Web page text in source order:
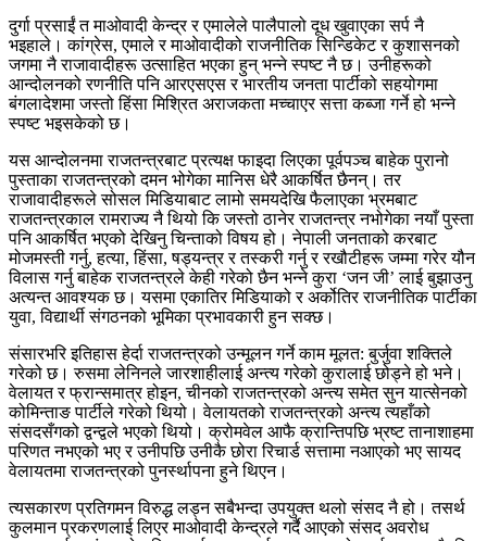
दुर्गा प्रसाईं त माओवादी केन्द्र र एमालेले पालैपालो दूध खुवाएका सर्प नै
भइहाले। कांग्रेस, एमाले र माओवादीको राजनीतिक सिन्डिकेट र कुशासनको
जगमा नै राजावादीहरू उत्साहित भएका हुन् भन्ने स्पष्ट नै छ। उनीहरूको
आन्दोलनको रणनीति पनि आरएसएस र भारतीय जनता पार्टीको सहयोगमा
बंगलादेशमा जस्तो हिंसा मिश्रित अराजकता मच्चाएर सत्ता कब्जा गर्ने हो भन्ने
स्पष्ट भइसकेको छ।
यस आन्दोलनमा राजतन्त्रबाट प्रत्यक्ष फाइदा लिएका पूर्वपञ्च बाहेक पुरानो
पुस्ताका राजतन्त्रको दमन भोगेका मानिस धेरै आकर्षित छैनन्। तर
राजावादीहरूले सोसल मिडियाबाट लामो समयदेखि फैलाएका भ्रमबाट
राजतन्त्रकाल रामराज्य नै थियो कि जस्तो ठानेर राजतन्त्र नभोगेका नयाँ पुस्ता
पनि आकर्षित भएको देखिनु चिन्ताको विषय हो। नेपाली जनताको करबाट
मोजमस्ती गर्नु, हत्या, हिंसा, षड्यन्त्र र तस्करी गर्नु र रखौटीहरू जम्मा गरेर यौन
विलास गर्नु बाहेक राजतन्त्रले केही गरेको छैन भन्ने कुरा ‘जन जी’ लाई बुझाउनु
अत्यन्त आवश्यक छ। यसमा एकातिर मिडियाको र अर्कोतिर राजनीतिक पार्टीका
युवा, विद्यार्थी संगठनको भूमिका प्रभावकारी हुन सक्छ।
संसारभरि इतिहास हेर्दा राजतन्त्रको उन्मूलन गर्ने काम मूलत: बुर्जुवा शक्तिले
गरेको छ। रुसमा लेनिनले जारशाहीलाई अन्त्य गरेको कुरालाई छोड्ने हो भने।
वेलायत र फ्रान्समात्र होइन, चीनको राजतन्त्रको अन्त्य समेत सुन यात्सेनको
कोमिन्ताङ पार्टीले गरेको थियो। वेलायतको राजतन्त्रको अन्त्य त्यहाँको
संसदसँगको द्वन्द्वले भएको थियो। क्रोमवेल आफै क्रान्तिपछि भ्रष्ट तानाशाहमा
परिणत नभएको भए र उनीपछि उनीकै छोरा रिचार्ड सत्तामा नआएको भए सायद
वेलायतमा राजतन्त्रको पुनर्स्थापना हुने थिएन।
त्यसकारण प्रतिगमन विरुद्ध लड्न सबैभन्दा उपयुक्त थलो संसद नै हो। तसर्थ
कुलमान प्रकरणलाई लिएर माओवादी केन्द्रले गर्दै आएको संसद अवरोध